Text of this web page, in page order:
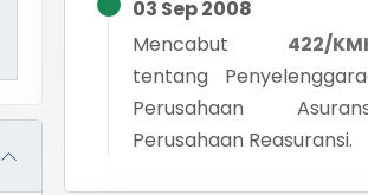
03 Sep 2008
Mencabut
422/
tentang
Perusahaan
Perusahaan Reasuransi.